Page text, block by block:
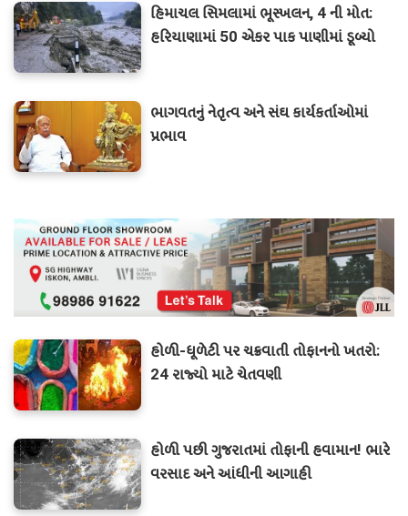
હિમાચલ સિમલામાં ભૂસ્ખલન, 4 ની મોત:
હરિયાણામાં 50 એકર પાક પાણીમાં ડૂબ્યો
ભાગવતનું નેતૃત્વ અને સંઘ કાર્યકર્તાઓમાં
પ્રભાવ
હોળી-ધૂળેટી પર ચક્રવાતી તોફાનનો ખતરો:
24 રાજ્યો માટે ચેતવણી
હોળી પછી ગુજરાતમાં તોફાની હવામાન! ભારે
વરસાદ અને આંધીની આગાહી